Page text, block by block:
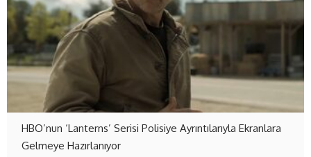
HBO’nun ‘Lanterns’ Serisi Polisiye Ayrıntılarıyla Ekranlara
Gelmeye Hazırlanıyor